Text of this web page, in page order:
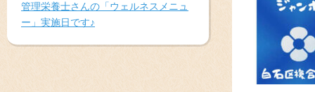
管理栄養士さんの「ウェルネスメニュ
ー」実施日です♪